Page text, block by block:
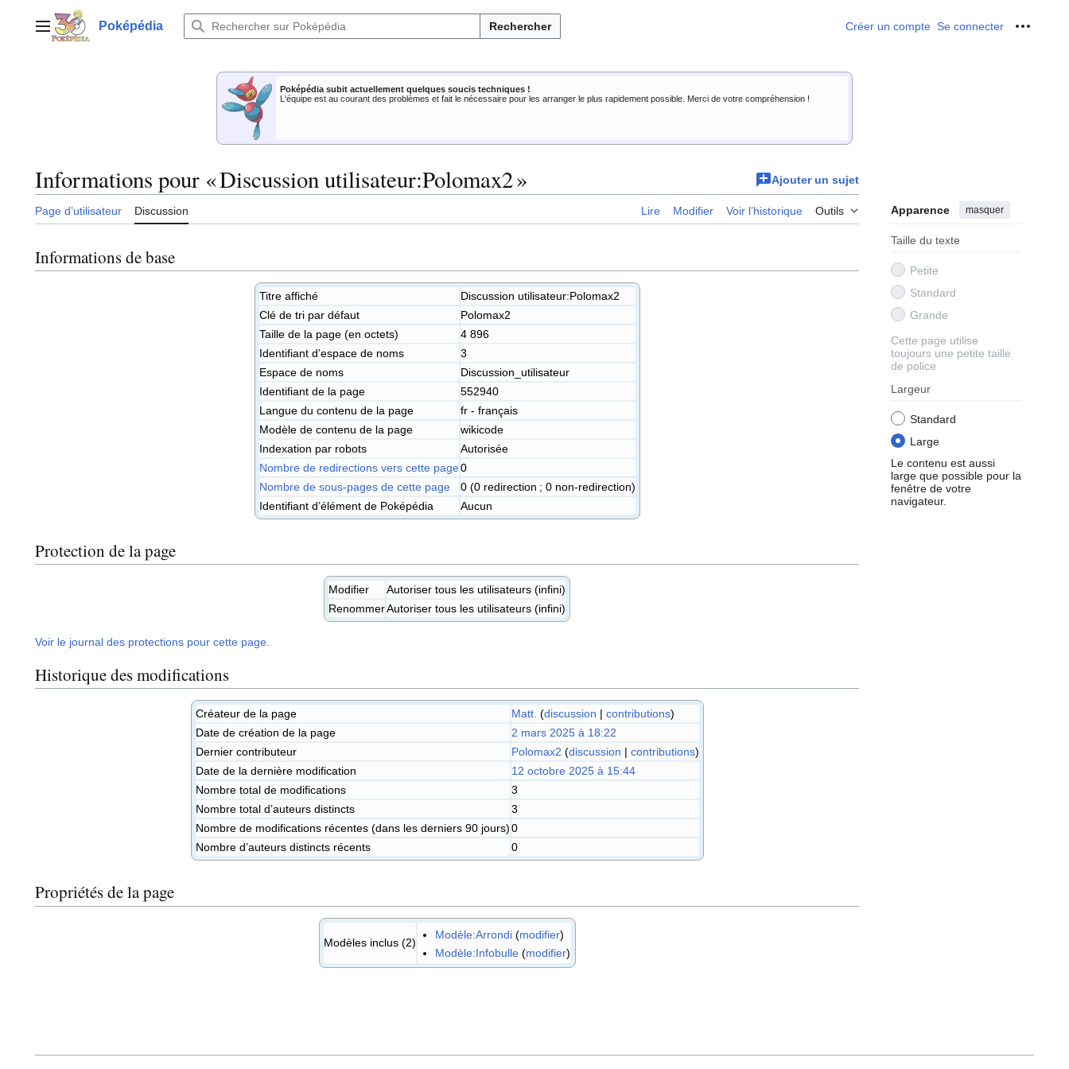
contenuMenu principalPoképédia Rechercher Créer un compte Se connecter Outils
Poképédia subit actuellement quelques soucis techniques !
L'équipe est au courant des problèmes et fait le nécessaire pour les arranger le plus rapidement possible. Merci de votre compréhension !
Informations pour « Discussion utilisateur:Polomax2 » Ajouter un sujet
Page d’utilisateur Discussion Lire Modifier Voir l’historique Outils Apparence masquer
Taille du texte
Petite
Standard
Grande
Cette page utilise
toujours une petite taille
de police
Largeur
Standard
Large
Le contenu est aussi
large que possible pour la
fenêtre de votre
navigateur.
Informations de base
Titre affiché
Discussion utilisateur:Polomax2
Clé de tri par défaut
Polomax2
Taille de la page (en octets)
4 896
Identifiant dʼespace de noms
3
Espace de noms
Discussion_utilisateur
Identifiant de la page
552940
Langue du contenu de la page
fr - français
Modèle de contenu de la page
wikicode
Indexation par robots
Autorisée
Nombre de redirections vers cette page0
Nombre de sous-pages de cette page
0 (0 redirection ; 0 non-redirection)
Identifiant d’élément de Poképédia
Aucun
Protection de la page
Modifier
Autoriser tous les utilisateurs (infini)
RenommerAutoriser tous les utilisateurs (infini)
Voir le journal des protections pour cette page.
Historique des modifications
Créateur de la page Matt. (discussion | contributions)
Date de création de la page
2 mars 2025 à 18:22
Dernier contributeur
Polomax2 (discussion | contributions)
Date de la dernière modification
12 octobre 2025 à 15:44
Nombre total de modifications
3
Nombre total d’auteurs distincts
3
Nombre de modifications récentes (dans les derniers 90 jours)0
Nombre d’auteurs distincts récents
0
Propriétés de la page
Modèles inclus (2)
Modèle:Arrondi(modifier)
Modèle:Infobulle(modifier)